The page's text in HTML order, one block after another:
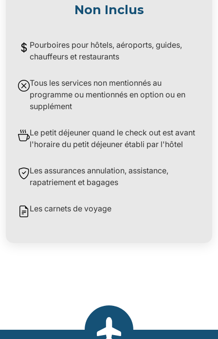
Non Inclus
Pourboires pour hôtels, aéroports, guides,
chauffeurs et restaurants
Tous les services non mentionnés au
programme ou mentionnés en option ou en
supplément
Le petit déjeuner quand le check out est avant
l'horaire du petit déjeuner établi par l'hôtel
Les assurances annulation, assistance,
rapatriement et bagages
Les carnets de voyage